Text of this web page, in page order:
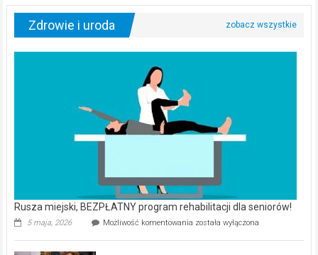
Zdrowie i uroda
Rusza miejski, BEZPŁATNY program rehabilitacji dla seniorów!
5 maja, 2026 Możliwość komentowania Rusza
została wyłączona